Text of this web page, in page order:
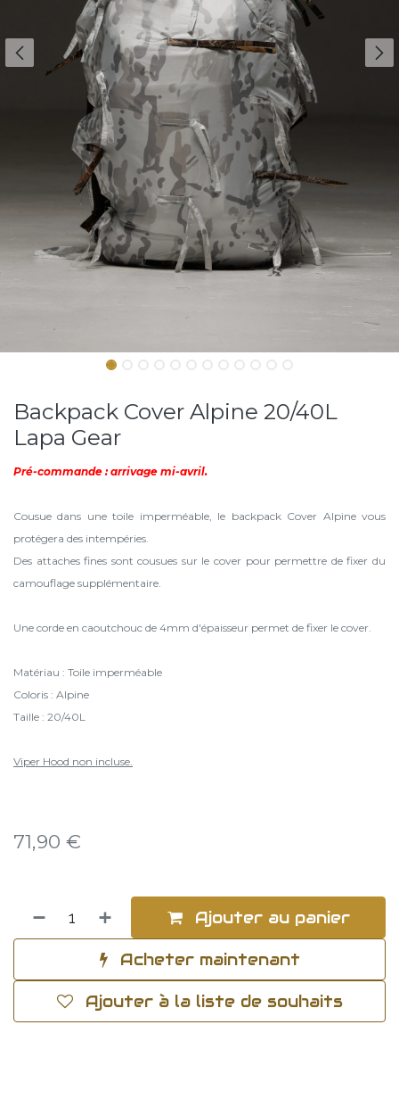
Backpack Cover Alpine 20/40L
Lapa Gear
Pré-commande : arrivage mi-avril.
Cousue dans une toile imperméable, le backpack Cover Alpine vous
protégera des intempéries.
Des attaches fines sont cousues sur le cover pour permettre de fixer du
camouflage supplémentaire.
Une corde en caoutchouc de 4mm d'épaisseur permet de fixer le cover.
Matériau : Toile imperméable
Coloris : Alpine
Taille : 20/40L
Viper Hood non incluse.
71,90 €
Ajouter au panier
Acheter maintenant
Ajouter à la liste de souhaits